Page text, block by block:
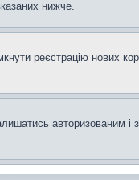
нижче.
реєстрацію нових
авторизованим і